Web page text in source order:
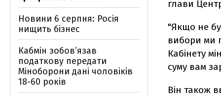
глави
"Якщо не
вибори ми
Кабінету
суму вам
Він також
Новини 6 серпня: Росія
нищить бізнес
Кабмін зобовʼязав
податкову передати
Міноборони дані чоловіків
18-60 років